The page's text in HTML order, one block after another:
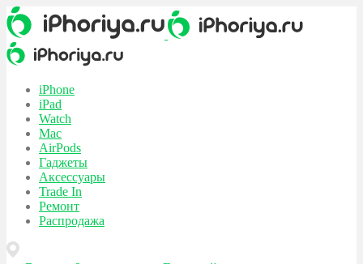
iPhone
iPad
Watch
Mac
AirPods
Гаджеты
Аксессуары
Trade In
Ремонт
Распродажа